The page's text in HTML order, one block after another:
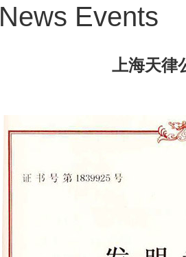
News Events
上海天律